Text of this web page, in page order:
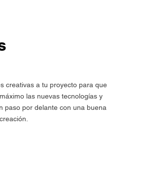
creativas a tu proyecto para que
las nuevas tecnologías y
paso por delante con una buena